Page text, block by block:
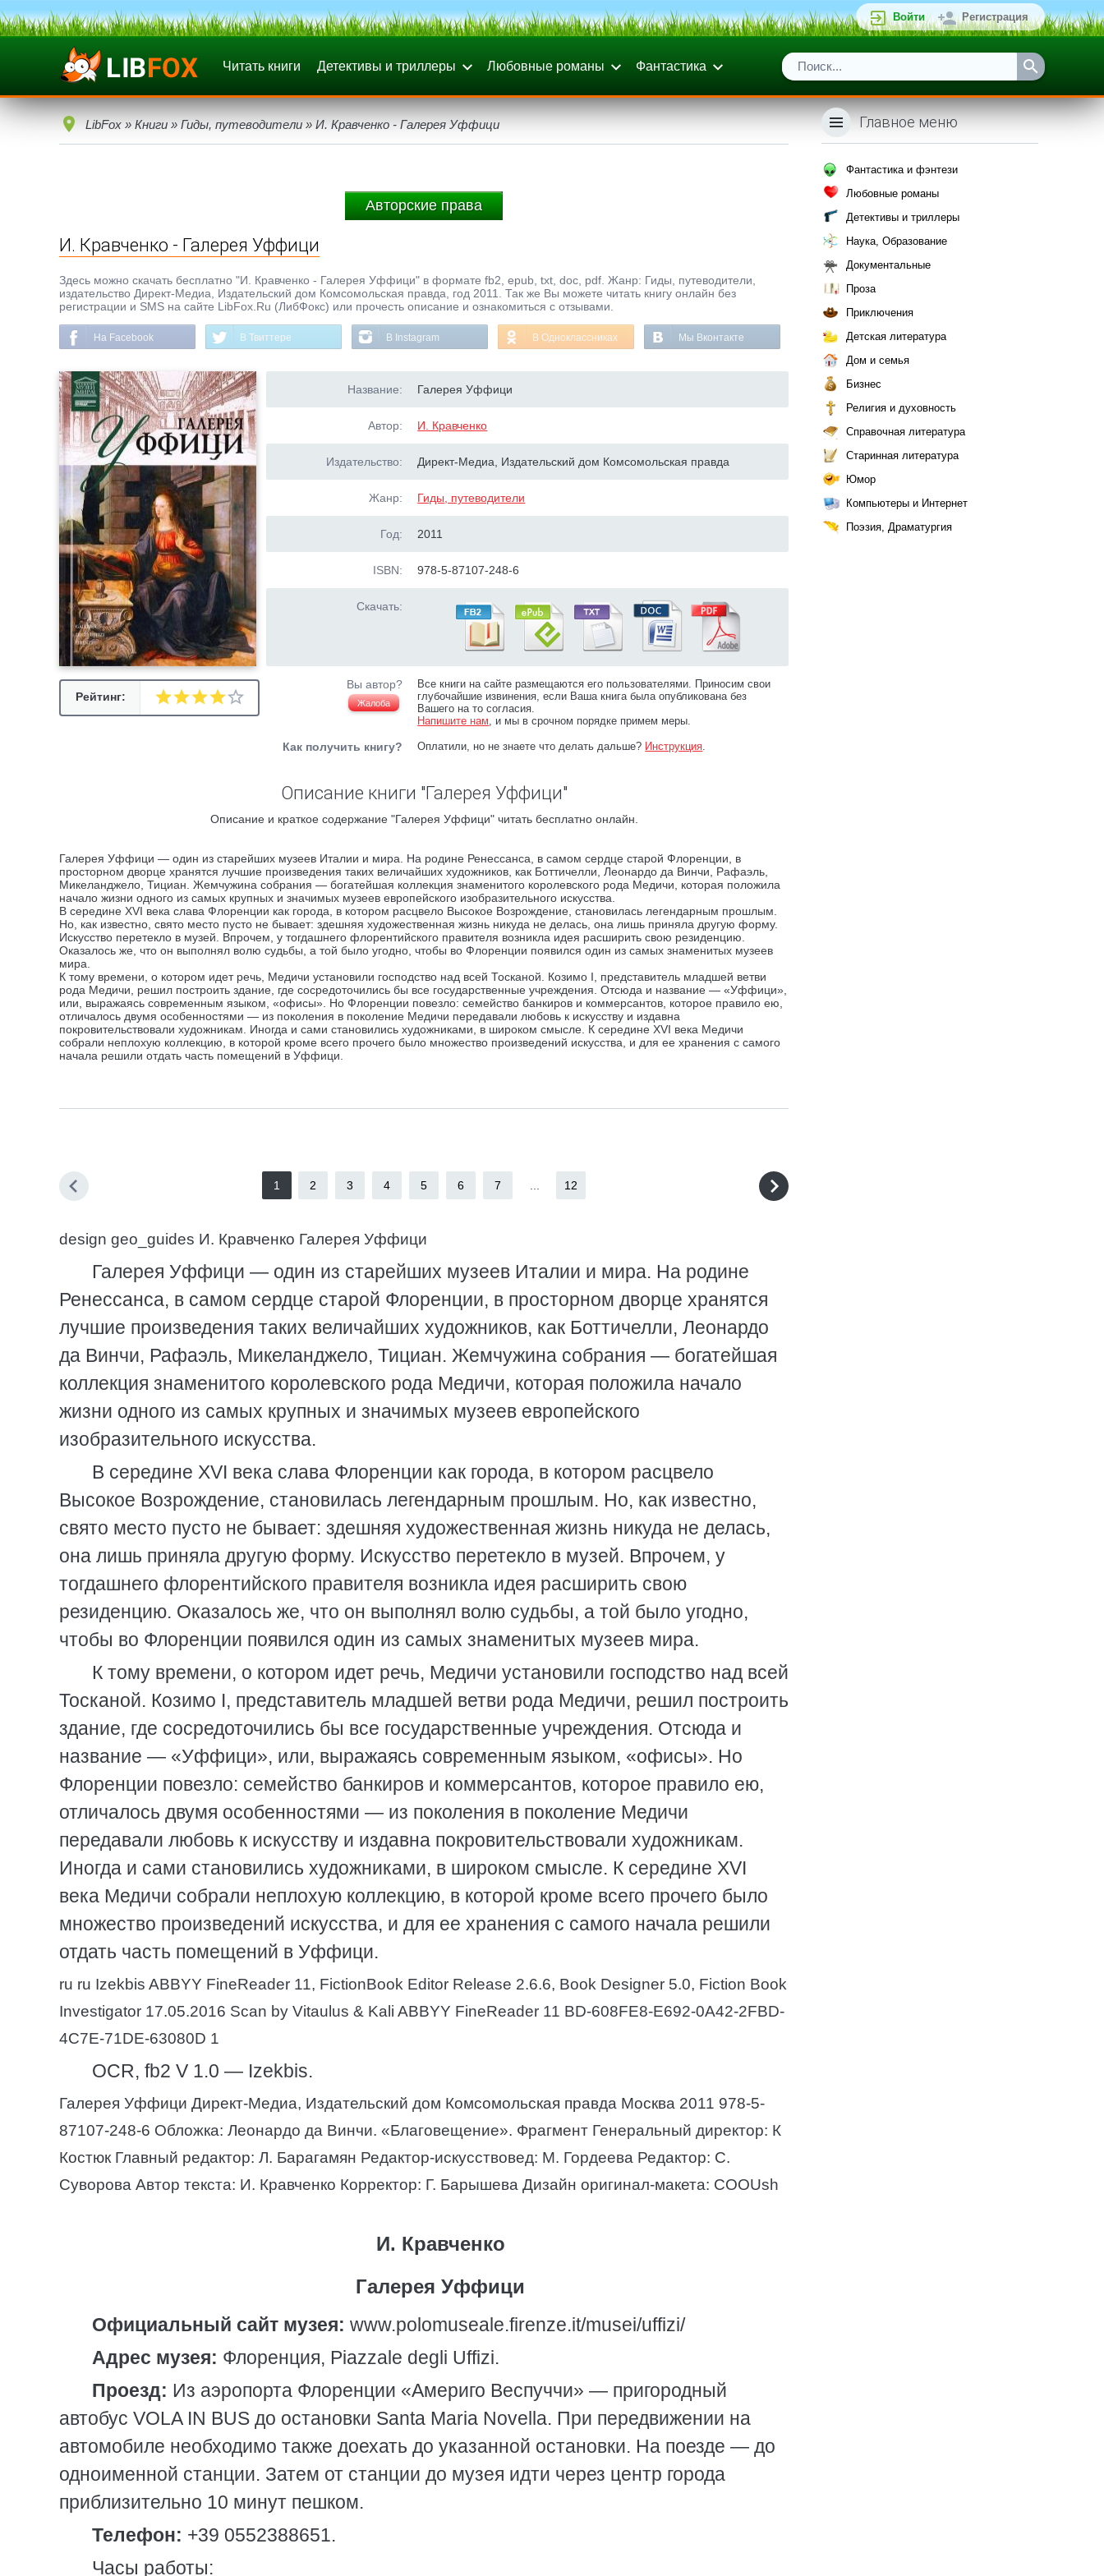
Войти Регистрация
Читать книги Детективы и триллеры Любовные романы Фантастика
LibFox » Книги » Гиды, путеводители » И. Кравченко - Галерея Уффици
Авторские права
И. Кравченко - Галерея Уффици
Здесь можно скачать бесплатно "И. Кравченко - Галерея Уффици" в формате fb2, epub, txt, doc, pdf. Жанр: Гиды, путеводители,
издательство Директ-Медиа, Издательский дом Комсомольская правда, год 2011. Так же Вы можете читать книгу онлайн без
регистрации и SMS на сайте LibFox.Ru (ЛибФокс) или прочесть описание и ознакомиться с отзывами.
На Facebook В Твиттере В Instagram В Одноклассниках Мы Вконтакте
Рейтинг:
Название: Галерея Уффици
Автор: И. Кравченко
Издательство: Директ-Медиа, Издательский дом Комсомольская правда
Жанр: Гиды, путеводители
Год: 2011
ISBN: 978-5-87107-248-6
Скачать:
Вы автор?
Жалоба
Все книги на сайте размещаются его пользователями. Приносим свои
глубочайшие извинения, если Ваша книга была опубликована без
Вашего на то согласия.
Напишите нам, и мы в срочном порядке примем меры.
Как получить книгу? Оплатили, но не знаете что делать дальше? Инструкция.
Описание книги "Галерея Уффици"
Описание и краткое содержание "Галерея Уффици" читать бесплатно онлайн.
Галерея Уффици — один из старейших музеев Италии и мира. На родине Ренессанса, в самом сердце старой Флоренции, в
просторном дворце хранятся лучшие произведения таких величайших художников, как Боттичелли, Леонардо да Винчи, Рафаэль,
Микеланджело, Тициан. Жемчужина собрания — богатейшая коллекция знаменитого королевского рода Медичи, которая положила
начало жизни одного из самых крупных и значимых музеев европейского изобразительного искусства.
В середине XVI века слава Флоренции как города, в котором расцвело Высокое Возрождение, становилась легендарным прошлым.
Но, как известно, свято место пусто не бывает: здешняя художественная жизнь никуда не делась, она лишь приняла другую форму.
Искусство перетекло в музей. Впрочем, у тогдашнего флорентийского правителя возникла идея расширить свою резиденцию.
Оказалось же, что он выполнял волю судьбы, а той было угодно, чтобы во Флоренции появился один из самых знаменитых музеев
мира.
К тому времени, о котором идет речь, Медичи установили господство над всей Тосканой. Козимо I, представитель младшей ветви
рода Медичи, решил построить здание, где сосредоточились бы все государственные учреждения. Отсюда и название — «Уффици»,
или, выражаясь современным языком, «офисы». Но Флоренции повезло: семейство банкиров и коммерсантов, которое правило ею,
отличалось двумя особенностями — из поколения в поколение Медичи передавали любовь к искусству и издавна
покровительствовали художникам. Иногда и сами становились художниками, в широком смысле. К середине XVI века Медичи
собрали неплохую коллекцию, в которой кроме всего прочего было множество произведений искусства, и для ее хранения с самого
начала решили отдать часть помещений в Уффици.
1 2 3 4 5 6 7 12
design geo_guides И. Кравченко Галерея Уффици
Галерея Уффици — один из старейших музеев Италии и мира. На родине
Ренессанса, в самом сердце старой Флоренции, в просторном дворце хранятся
лучшие произведения таких величайших художников, как Боттичелли, Леонардо
да Винчи, Рафаэль, Микеланджело, Тициан. Жемчужина собрания — богатейшая
коллекция знаменитого королевского рода Медичи, которая положила начало
жизни одного из самых крупных и значимых музеев европейского
изобразительного искусства.
В середине XVI века слава Флоренции как города, в котором расцвело
Высокое Возрождение, становилась легендарным прошлым. Но, как известно,
свято место пусто не бывает: здешняя художественная жизнь никуда не делась,
она лишь приняла другую форму. Искусство перетекло в музей. Впрочем, у
тогдашнего флорентийского правителя возникла идея расширить свою
резиденцию. Оказалось же, что он выполнял волю судьбы, а той было угодно,
чтобы во Флоренции появился один из самых знаменитых музеев мира.
К тому времени, о котором идет речь, Медичи установили господство над всей
Тосканой. Козимо I, представитель младшей ветви рода Медичи, решил построить
здание, где сосредоточились бы все государственные учреждения. Отсюда и
название — «Уффици», или, выражаясь современным языком, «офисы». Но
Флоренции повезло: семейство банкиров и коммерсантов, которое правило ею,
отличалось двумя особенностями — из поколения в поколение Медичи
передавали любовь к искусству и издавна покровительствовали художникам.
Иногда и сами становились художниками, в широком смысле. К середине XVI
века Медичи собрали неплохую коллекцию, в которой кроме всего прочего было
множество произведений искусства, и для ее хранения с самого начала решили
отдать часть помещений в Уффици.
ru ru Izekbis ABBYY FineReader 11, FictionBook Editor Release 2.6.6, Book Designer 5.0, Fiction Book
Investigator 17.05.2016 Scan by Vitaulus & Kali ABBYY FineReader 11 BD-608FE8-E692-0A42-2FBD-
4C7E-71DE-63080D 1
OCR, fb2 V 1.0 — Izekbis.
Галерея Уффици Директ-Медиа, Издательский дом Комсомольская правда Москва 2011 978-5-
87107-248-6 Обложка: Леонардо да Винчи. «Благовещение». Фрагмент Генеральный директор: К
Костюк Главный редактор: Л. Барагамян Редактор-искусствовед: М. Гордеева Редактор: С.
Суворова Автор текста: И. Кравченко Корректор: Г. Барышева Дизайн оригинал-макета: COOUsh
И. Кравченко
Галерея Уффици
Официальный сайт музея: www.polomuseale.firenze.it/musei/uffizi/
Адрес музея: Флоренция, Piazzale degli Uffizi.
Проезд: Из аэропорта Флоренции «Америго Веспуччи» — пригородный
автобус VOLA IN BUS до остановки Santa Maria Novella. При передвижении на
автомобиле необходимо также доехать до указанной остановки. На поезде — до
одноименной станции. Затем от станции до музея идти через центр города
приблизительно 10 минут пешком.
Телефон: +39 0552388651.
Часы работы:
Главное меню
Фантастика и фэнтези
Любовные романы
Детективы и триллеры
Наука, Образование
Документальные
Проза
Приключения
Детская литература
Дом и семья
Бизнес
Религия и духовность
Справочная литература
Старинная литература
Юмор
Компьютеры и Интернет
Поэзия, Драматургия